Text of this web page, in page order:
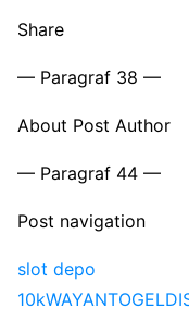
Share
— Paragraf 38 —
About Post Author
— Paragraf 44 —
Post navigation
slot depo
10kWAYANTOGEL